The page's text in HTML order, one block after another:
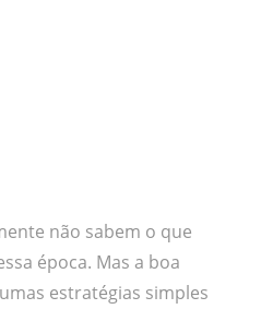
não sabem o que
época. Mas a boa
estratégias simples